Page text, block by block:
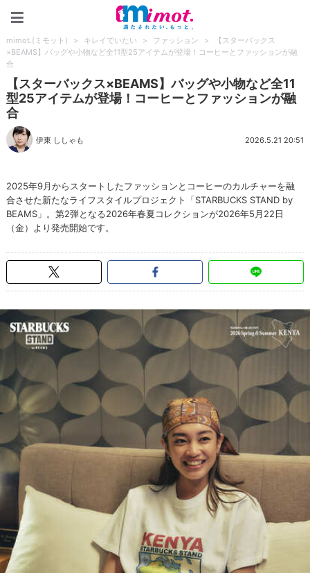
mimot.(ミモット) > キレイでいたい > ファッション >
【スターバックス
×BEAMS】バッグや小物など全11型25アイテムが登場！コーヒーとファッションが融
合
【スターバックス×BEAMS】バッグや小物など全11
型25アイテムが登場！コーヒーとファッションが融
合
伊東 ししゃも 2026.5.21 20:51
2025年9月からスタートしたファッションとコーヒーのカルチャーを融
合させた新たなライフスタイルプロジェクト「STARBUCKS STAND by
BEAMS」。第2弾となる2026年春夏コレクションが2026年5月22日
（金）より発売開始です。